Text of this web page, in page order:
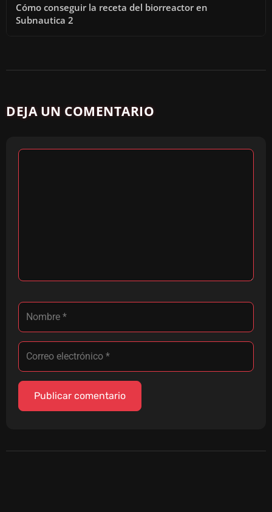
Cómo conseguir la receta del biorreactor en
Subnautica 2
DEJA UN COMENTARIO